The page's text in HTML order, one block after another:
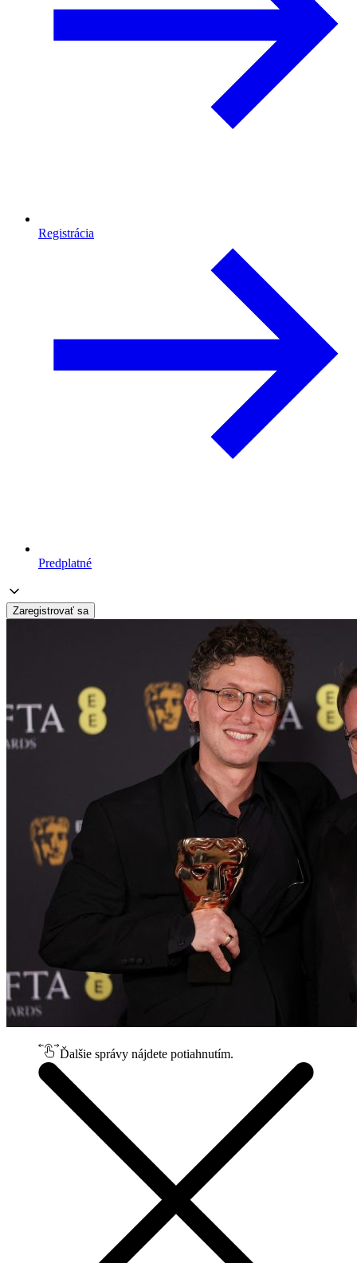
Registrácia
Predplatné
Zaregistrovať sa
Ďalšie správy nájdete potiahnutím.